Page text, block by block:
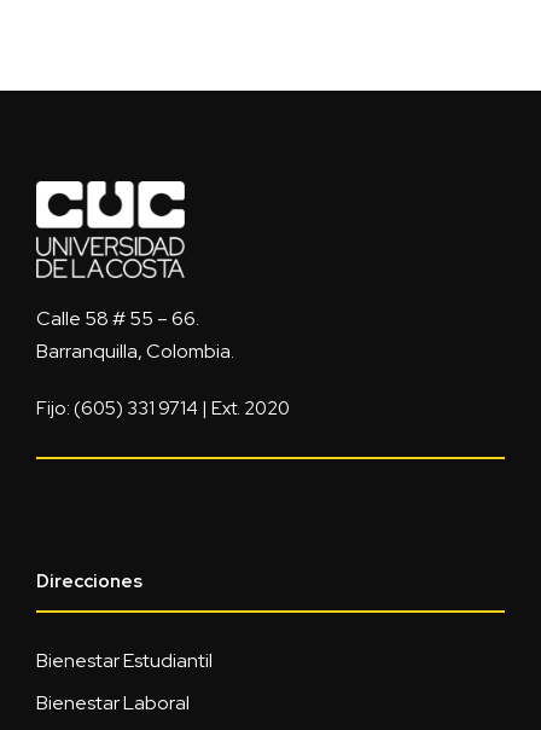
Calle 58 # 55 – 66.
Barranquilla, Colombia.
Fijo: (605) 331 9714 | Ext. 2020
Direcciones
Bienestar Estudiantil
Bienestar Laboral